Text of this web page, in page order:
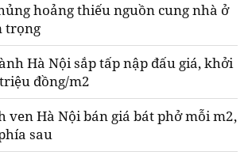
hoảng thiếu nguồn cung nhà ở
trọng
Hà Nội sắp tấp nập đấu giá, khởi
đồng/m2
ven Hà Nội bán giá bát phở mỗi m2,
sau